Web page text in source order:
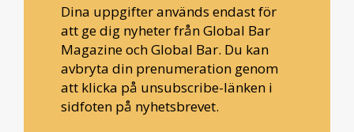
Dina uppgifter används endast för
att ge dig nyheter från Global Bar
Magazine och Global Bar. Du kan
avbryta din prenumeration genom
att klicka på unsubscribe-länken i
sidfoten på nyhetsbrevet.